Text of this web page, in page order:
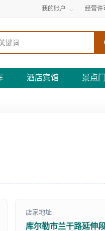
我的账户 经营许
酒店宾馆 景点
店家地址
库尔勒市兰干路延伸